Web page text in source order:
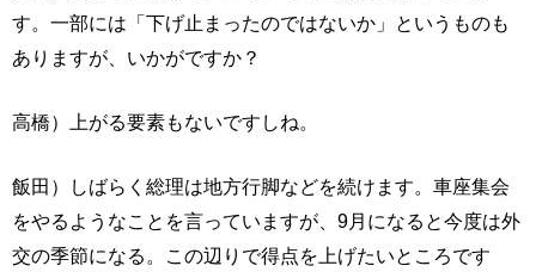
す。一部には「下げ止まったのではないか」というものも
ありますが、いかがですか？
高橋）上がる要素もないですしね。
飯田）しばらく総理は地方行脚などを続けます。車座集会
をやるようなことを言っていますが、9月になると今度は外
交の季節になる。この辺りで得点を上げたいところです